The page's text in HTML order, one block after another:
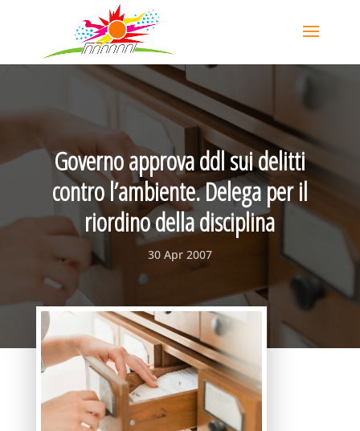
Governo approva ddl sui delitti
contro l’ambiente. Delega per il
riordino della disciplina
30 Apr 2007